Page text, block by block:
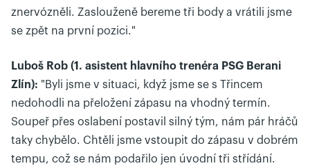
znervózněli. Zaslouženě bereme tři body a vrátili jsme
se zpět na první pozici."
Luboš Rob (1. asistent hlavního trenéra PSG Berani
Zlín): "Byli jsme v situaci, když jsme se s Třincem
nedohodli na přeložení zápasu na vhodný termín.
Soupeř přes oslabení postavil silný tým, nám pár hráčů
taky chybělo. Chtěli jsme vstoupit do zápasu v dobrém
tempu, což se nám podařilo jen úvodní tři střídání.